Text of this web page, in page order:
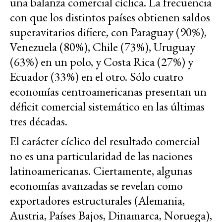
con que los distintos países obtienen saldos
superavitarios difiere, con Paraguay (90%),
Venezuela (80%), Chile (73%), Uruguay
(63%) en un polo, y Costa Rica (27%) y
Ecuador (33%) en el otro. Sólo cuatro
economías centroamericanas presentan un
déficit comercial sistemático en las últimas
tres décadas.
El carácter cíclico del resultado comercial
no es una particularidad de las naciones
latinoamericanas. Ciertamente, algunas
economías avanzadas se revelan como
exportadores estructurales (Alemania,
Austria, Países Bajos, Dinamarca, Noruega),